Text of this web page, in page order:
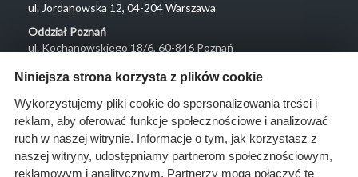
ul. Jordanowska 12, 04-204 Warszawa
Oddział Poznań
ul. Kochanowskiego 18/6, 60-846 Poznań
Menu
O nas
Rozwiązania
Monitoring
przetargów
Niniejsza strona korzysta z plików cookie
Wykorzystujemy pliki cookie do spersonalizowania treści i
reklam, aby oferować funkcje społecznościowe i analizować
ruch w naszej witrynie. Informacje o tym, jak korzystasz z
naszej witryny, udostępniamy partnerom społecznościowym,
reklamowym i analitycznym. Partnerzy mogą połączyć te